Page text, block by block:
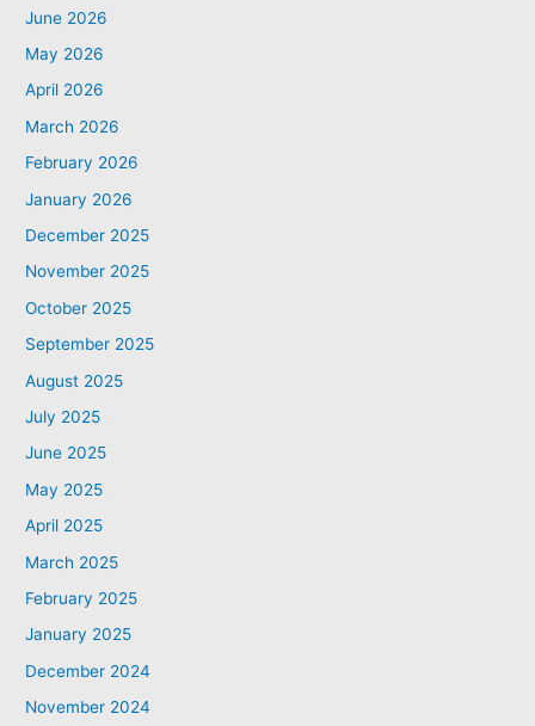
June 2026
May 2026
April 2026
March 2026
February 2026
January 2026
December 2025
November 2025
October 2025
September 2025
August 2025
July 2025
June 2025
May 2025
April 2025
March 2025
February 2025
January 2025
December 2024
November 2024